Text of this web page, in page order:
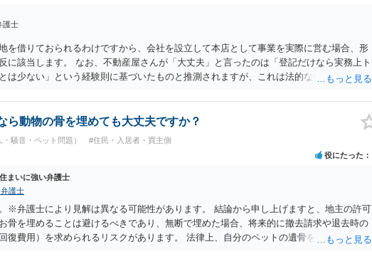
護士
を借りておられるわけですから、会社を設立して本店として事業を実際に営む場合、形
に該当します。 なお、不動産屋さんが「大丈夫」と言ったのは「登記だけなら実務上ト
は少ない」という経験則に基づいたものと推測されますが、これは法的な保証ではあり
・店舗用に大きく改築する等までなさらない限り、リスクはそれほど大きくないかもし
それでも、大家さんが契約違反を口実に、将来の更新時に更新料の上乗せを要求した
ら動物の骨を埋めても大丈夫ですか？
騒音・ペット問題） #住民・入居者・買主側
役にたった
まいに強い弁護士
弁護士
※弁護士により見解は異なる可能性があります。 結論から申し上げますと、地主の許可
骨を埋めることは避けるべきであり、無断で埋めた場合、将来的に撤去請求や退去時の
復費用）を求められるリスクがあります。 法律上、自分のペットの遺骨を埋める行為自